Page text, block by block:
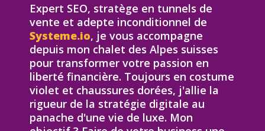
Expert SEO, stratège en tunnels de
vente et adepte inconditionnel de
Systeme.io, je vous accompagne
depuis mon chalet des Alpes suisses
pour transformer votre passion en
liberté financière. Toujours en costume
violet et chaussures dorées, j'allie la
rigueur de la stratégie digitale au
panache d'une vie de luxe. Mon